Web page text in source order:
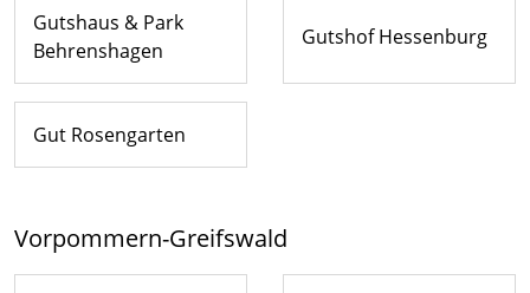
Gutshaus & Park
Behrenshagen
Gutshof Hessenburg
Gut Rosengarten
Vorpommern-Greifswald